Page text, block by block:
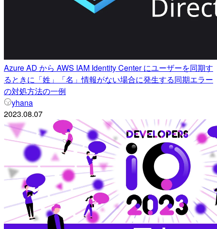
Azure AD から AWS IAM Identity Center にユーザーを同期す
るときに「姓」「名」情報がない場合に発生する同期エラー
の対処方法の一例
yhana
2023.08.07